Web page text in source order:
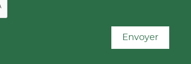
Envoyer